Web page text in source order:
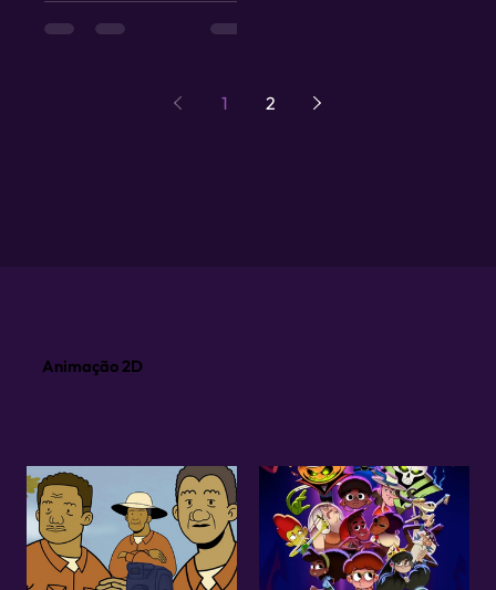
1 2
Animação 2D